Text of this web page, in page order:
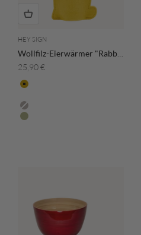
HEY SIGN
Angebot
25,90 €
Farbe
Curry
Wollweiss
Hellmeliert
Salbeigrün